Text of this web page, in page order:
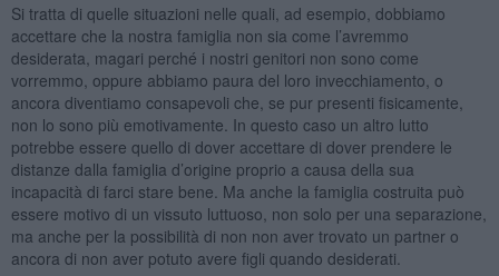
Si tratta di quelle situazioni nelle quali, ad esempio, dobbiamo
accettare che la nostra famiglia non sia come l’avremmo
desiderata, magari perché i nostri genitori non sono come
vorremmo, oppure abbiamo paura del loro invecchiamento, o
ancora diventiamo consapevoli che, se pur presenti fisicamente,
non lo sono più emotivamente. In questo caso un altro lutto
potrebbe essere quello di dover accettare di dover prendere le
distanze dalla famiglia d’origine proprio a causa della sua
incapacità di farci stare bene. Ma anche la famiglia costruita può
essere motivo di un vissuto luttuoso, non solo per una separazione,
ma anche per la possibilità di non non aver trovato un partner o
ancora di non aver potuto avere figli quando desiderati.